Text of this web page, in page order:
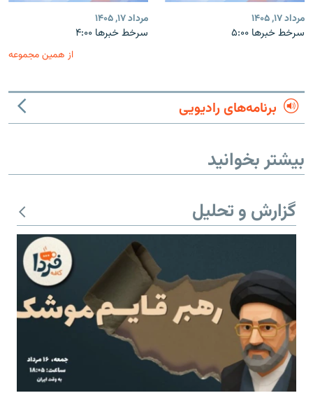
مرداد ۱۷, ۱۴۰۵
سرخط خبرها ۵:۰۰
مرداد ۱۷, ۱۴۰۵
سرخط خبرها ۴:۰۰
از همین مجموعه
برنامه‌های رادیویی
بیشتر بخوانید
گزارش و تحلیل